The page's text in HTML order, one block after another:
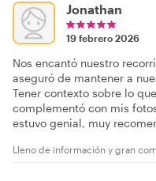
Jonathan
19 febrero 2026
Nos encantó nuestro
aseguró de mantener a
Tener contexto sobre lo
complementó con mis
estuvo genial, muy
Lleno de información y gran